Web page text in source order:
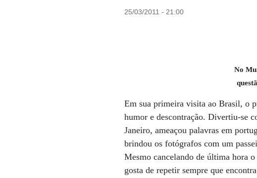
25/03/2011 - 21:00
No
Em sua primeira visita ao Brasil, o
humor e descontração. Divertiu-se
Janeiro, ameaçou palavras em
brindou os fotógrafos com um
Mesmo cancelando de última hora
gosta de repetir sempre que